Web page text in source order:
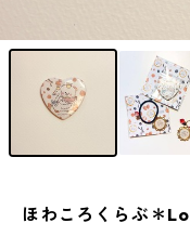
ほわころくらぶ＊